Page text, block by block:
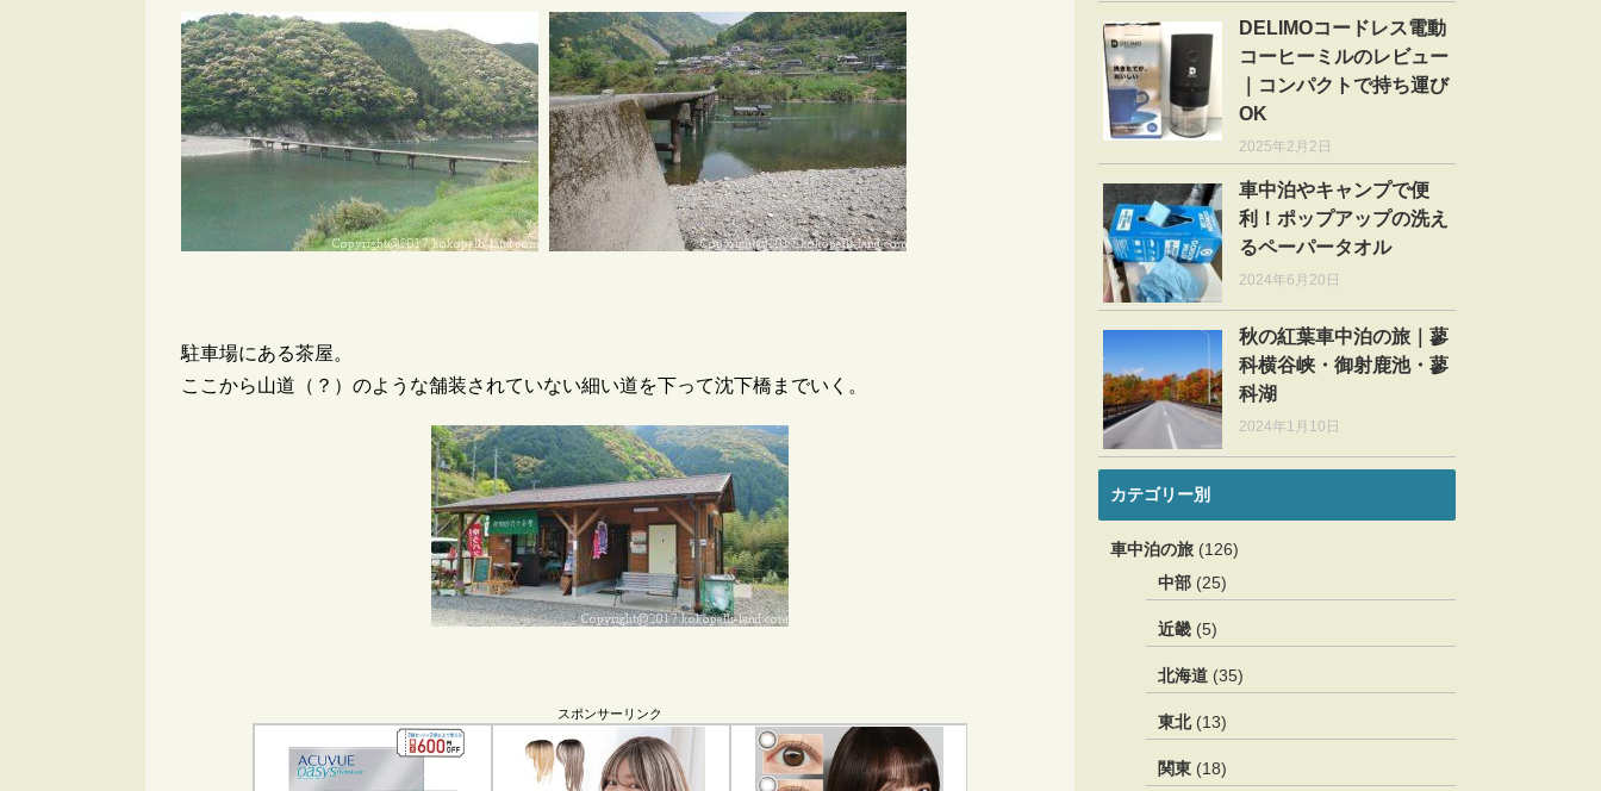
駐車場にある茶屋。
ここから山道（？）のような舗装されていない細い道を下って沈下橋までいく。
スポンサーリンク
DELIMOコードレス電動
コーヒーミルのレビュー
｜コンパクトで持ち運び
OK
2025年2月2日
車中泊やキャンプで便
利！ポップアップの洗え
るペーパータオル
2024年6月20日
秋の紅葉車中泊の旅｜蓼
科横谷峡・御射鹿池・蓼
科湖
2024年1月10日
カテゴリー別
車中泊の旅 (126)
中部 (25)
近畿 (5)
北海道 (35)
東北(13)
関東 (18)